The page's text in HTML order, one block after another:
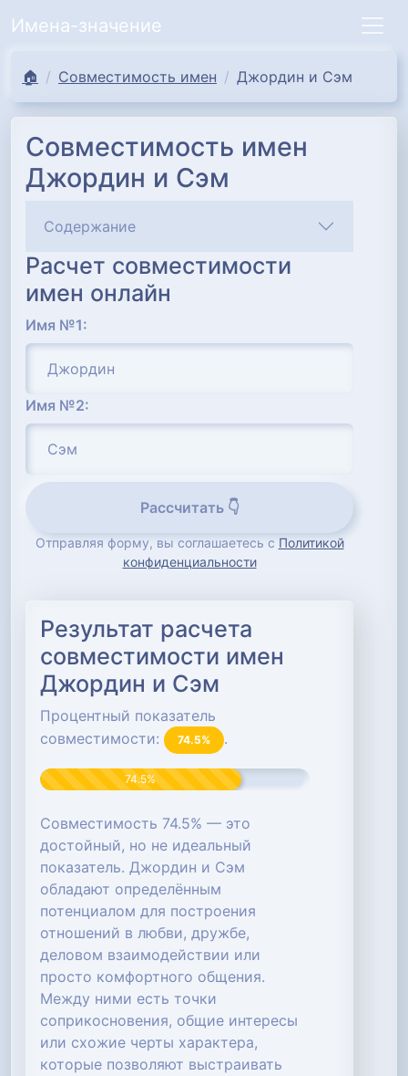
Имена-значение
🏠 Совместимость имен Джордин и Сэм
Совместимость имен
Джордин и Сэм
Содержание
Расчет совместимости
имен онлайн
Имя №1:
Имя №2:
Рассчитать 👇
Отправляя форму, вы соглашаетесь с Политикой
конфиденциальности
Результат расчета
совместимости имен
Джордин и Сэм
Процентный показатель
совместимости:
74.5% .
74.5%
Совместимость 74.5% — это
достойный, но не идеальный
показатель. Джордин и Сэм
обладают определённым
потенциалом для построения
отношений в любви, дружбе,
деловом взаимодействии или
просто комфортного общения.
Между ними есть точки
соприкосновения, общие интересы
или схожие черты характера,
которые позволяют выстраивать